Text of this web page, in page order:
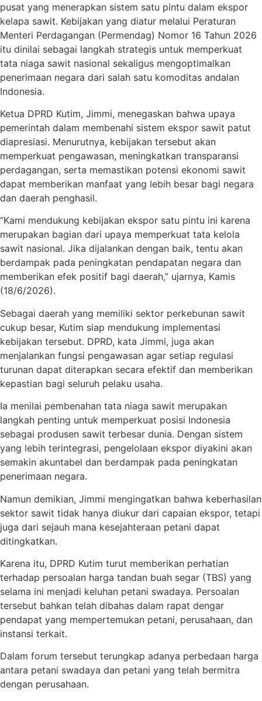
pusat yang menerapkan sistem satu pintu dalam ekspor
kelapa sawit. Kebijakan yang diatur melalui Peraturan
Menteri Perdagangan (Permendag) Nomor 16 Tahun 2026
itu dinilai sebagai langkah strategis untuk memperkuat
tata niaga sawit nasional sekaligus mengoptimalkan
penerimaan negara dari salah satu komoditas andalan
Indonesia.
Ketua DPRD Kutim, Jimmi, menegaskan bahwa upaya
pemerintah dalam membenahi sistem ekspor sawit patut
diapresiasi. Menurutnya, kebijakan tersebut akan
memperkuat pengawasan, meningkatkan transparansi
perdagangan, serta memastikan potensi ekonomi sawit
dapat memberikan manfaat yang lebih besar bagi negara
dan daerah penghasil.
“Kami mendukung kebijakan ekspor satu pintu ini karena
merupakan bagian dari upaya memperkuat tata kelola
sawit nasional. Jika dijalankan dengan baik, tentu akan
berdampak pada peningkatan pendapatan negara dan
memberikan efek positif bagi daerah,” ujarnya, Kamis
(18/6/2026).
Sebagai daerah yang memiliki sektor perkebunan sawit
cukup besar, Kutim siap mendukung implementasi
kebijakan tersebut. DPRD, kata Jimmi, juga akan
menjalankan fungsi pengawasan agar setiap regulasi
turunan dapat diterapkan secara efektif dan memberikan
kepastian bagi seluruh pelaku usaha.
Ia menilai pembenahan tata niaga sawit merupakan
langkah penting untuk memperkuat posisi Indonesia
sebagai produsen sawit terbesar dunia. Dengan sistem
yang lebih terintegrasi, pengelolaan ekspor diyakini akan
semakin akuntabel dan berdampak pada peningkatan
penerimaan negara.
Namun demikian, Jimmi mengingatkan bahwa keberhasilan
sektor sawit tidak hanya diukur dari capaian ekspor, tetapi
juga dari sejauh mana kesejahteraan petani dapat
ditingkatkan.
Karena itu, DPRD Kutim turut memberikan perhatian
terhadap persoalan harga tandan buah segar (TBS) yang
selama ini menjadi keluhan petani swadaya. Persoalan
tersebut bahkan telah dibahas dalam rapat dengar
pendapat yang mempertemukan petani, perusahaan, dan
instansi terkait.
Dalam forum tersebut terungkap adanya perbedaan harga
antara petani swadaya dan petani yang telah bermitra
dengan perusahaan.